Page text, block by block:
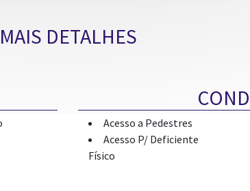
MAIS DETALHES
Acesso a Pedestres
Acesso P/ Deficiente
Físico